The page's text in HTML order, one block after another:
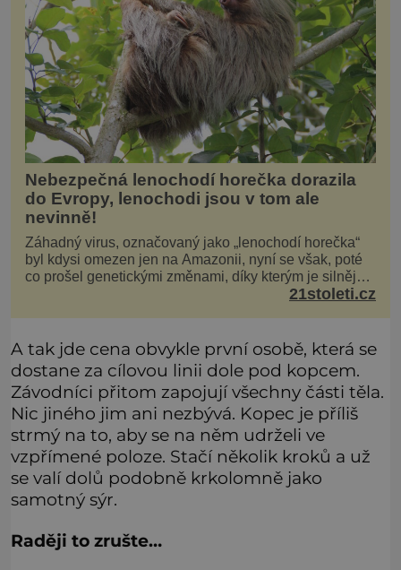
Nebezpečná lenochodí horečka dorazila
do Evropy, lenochodi jsou v tom ale
nevinně!
Záhadný virus, označovaný jako „lenochodí horečka“
byl kdysi omezen jen na Amazonii, nyní se však, poté
co prošel genetickými změnami, díky kterým je silnější,
šíří po celé Americe a první případy se objevily už i v
21stoleti.cz
A tak jde cena obvykle první osobě, která se
dostane za cílovou linii dole pod kopcem.
Závodníci přitom zapojují všechny části těla.
Nic jiného jim ani nezbývá. Kopec je příliš
strmý na to, aby se na něm udrželi ve
vzpřímené poloze. Stačí několik kroků a už
se valí dolů podobně krkolomně jako
samotný sýr.
Raději to zrušte…